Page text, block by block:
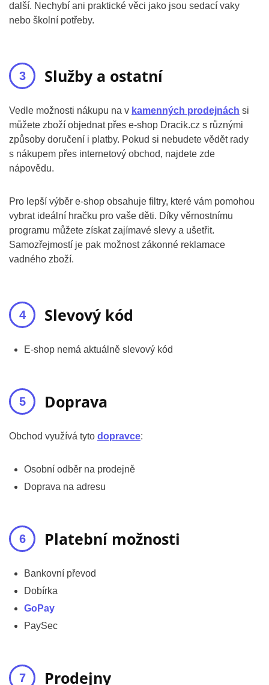
další. Nechybí ani praktické věci jako jsou sedací vaky
nebo školní potřeby.
Služby a ostatní
Vedle možnosti nákupu na v kamenných prodejnách si
můžete zboží objednat přes e-shop Dracik.cz s různými
způsoby doručení i platby. Pokud si nebudete vědět rady
s nákupem přes internetový obchod, najdete zde
nápovědu.
Pro lepší výběr e-shop obsahuje filtry, které vám pomohou
vybrat ideální hračku pro vaše děti. Díky věrnostnímu
programu můžete získat zajímavé slevy a ušetřit.
Samozřejmostí je pak možnost zákonné reklamace
vadného zboží.
Slevový kód
E-shop nemá aktuálně slevový kód
Doprava
Obchod využívá tyto dopravce:
Osobní odběr na prodejně
Doprava na adresu
Platební možnosti
Bankovní převod
Dobírka
GoPay
PaySec
Prodejny